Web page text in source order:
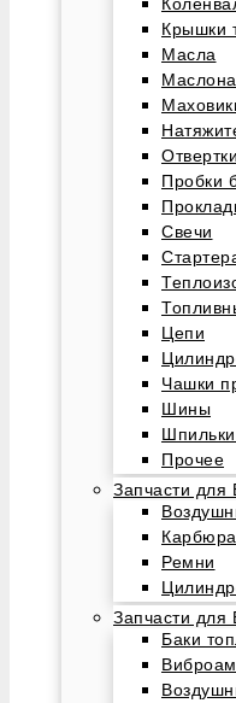
Крышки
Масла
Отвертки
Пробки
Свечи
Цепи
Чашки
Шины
Шпильки
Прочее
Запчасти для
Ремни
Запчасти для
Баки